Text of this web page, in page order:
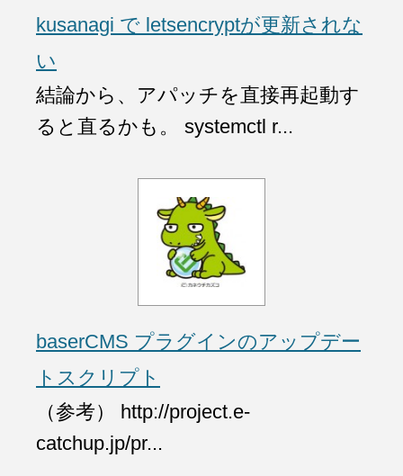
kusanagi で letsencryptが更新されな
い
結論から、アパッチを直接再起動す
ると直るかも。 systemctl r...
baserCMS プラグインのアップデー
トスクリプト
（参考） http://project.e-
catchup.jp/pr...